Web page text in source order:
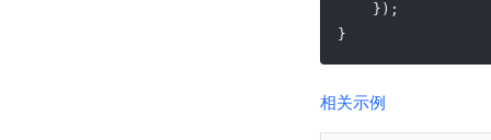
}
相关示例